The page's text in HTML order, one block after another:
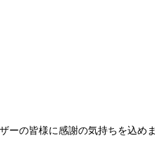
ーの皆様に感謝の気持ちを込めま